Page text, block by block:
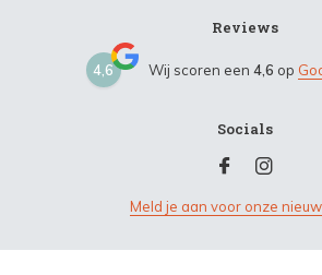
Reviews
4,6 Wij scoren een 4,6 op
Socials
Meld je aan voor onze